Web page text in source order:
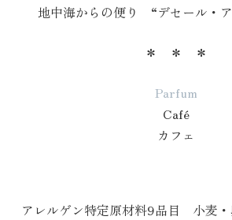
地中海からの便り “デセール・
＊ ＊ ＊
Parfum
Café
カフェ
アレルゲン特定原材料9品目 小麦・